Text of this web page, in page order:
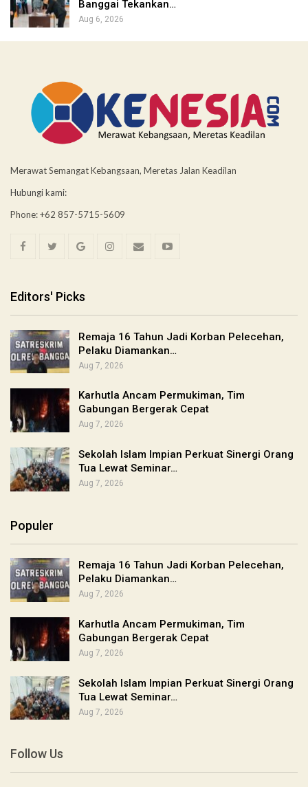
Banggai Tekankan…
Aug 6, 2026
Merawat Semangat Kebangsaan, Meretas Jalan Keadilan
Hubungi kami:
Phone: +62 857-5715-5609
Editors' Picks
Remaja 16 Tahun Jadi Korban Pelecehan,
Pelaku Diamankan…
Aug 7, 2026
Karhutla Ancam Permukiman, Tim
Gabungan Bergerak Cepat
Aug 7, 2026
Sekolah Islam Impian Perkuat Sinergi Orang
Tua Lewat Seminar…
Aug 7, 2026
Populer
Remaja 16 Tahun Jadi Korban Pelecehan,
Pelaku Diamankan…
Aug 7, 2026
Karhutla Ancam Permukiman, Tim
Gabungan Bergerak Cepat
Aug 7, 2026
Sekolah Islam Impian Perkuat Sinergi Orang
Tua Lewat Seminar…
Aug 7, 2026
Follow Us